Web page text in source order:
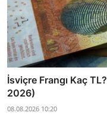
İsviçre Frangı Kaç
2026)
08.08.2026 10:20